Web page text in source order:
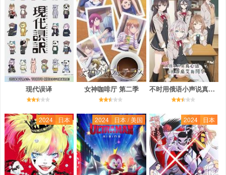
现代误译 女神咖啡厅 第二季 不时用俄语小声说真心话的邻桌艾莉同学
2024 日本 2024 日本 / 美国 2024 日本